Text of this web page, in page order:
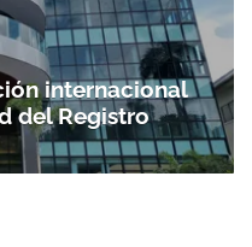
internacional
del Registro